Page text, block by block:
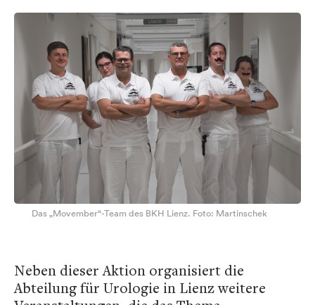
Das „Movember“-Team des BKH Lienz. Foto: Martinschek
Neben dieser Aktion organisiert die
Abteilung für Urologie in Lienz weitere